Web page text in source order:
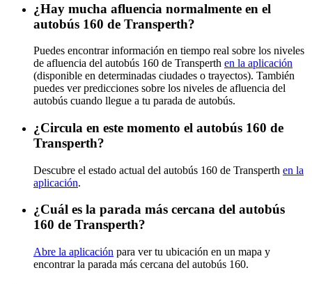
¿Hay mucha afluencia normalmente en el
autobús 160 de Transperth?
Puedes encontrar información en tiempo real sobre los niveles
de afluencia del autobús 160 de Transperth en la aplicación
(disponible en determinadas ciudades o trayectos). También
puedes ver predicciones sobre los niveles de afluencia del
autobús cuando llegue a tu parada de autobús.
¿Circula en este momento el autobús 160 de
Transperth?
Descubre el estado actual del autobús 160 de Transperth en la
aplicación.
¿Cuál es la parada más cercana del autobús
160 de Transperth?
Abre la aplicación para ver tu ubicación en un mapa y
encontrar la parada más cercana del autobús 160.